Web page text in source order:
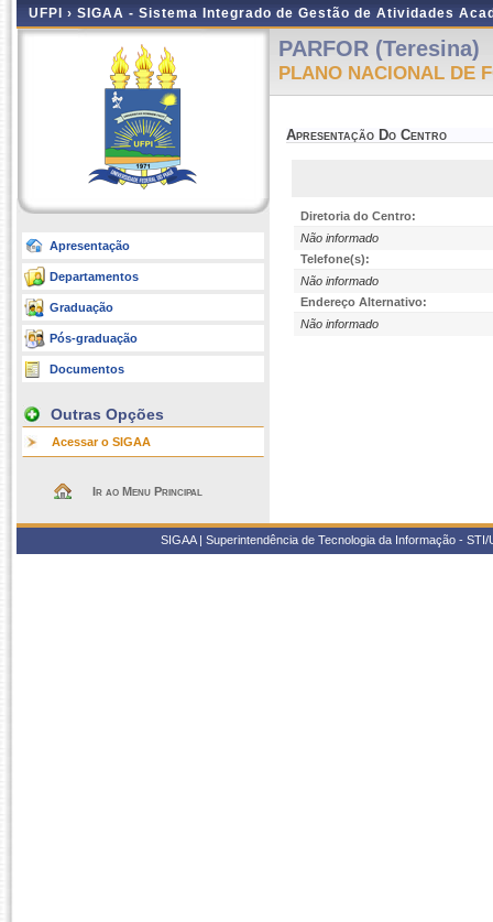
UFPI › SIGAA - Sistema Integrado de Gestão de Atividades
Apresentação
Departamentos
Graduação
Pós-graduação
Documentos
Outras Opções
Acessar o SIGAA
Ir ao Menu Principal
PARFOR (Teresina)
PLANO NACIONAL DE
Apresentação Do Centro
Diretoria do Centro:
Não informado
Telefone(s):
Não informado
Endereço Alternativo:
Não informado
SIGAA | Superintendência de Tecnologia da Informação -